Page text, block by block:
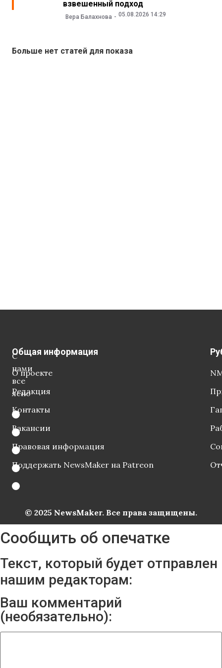
взвешенный подход
Вера Балахнова 05.08.2026 14:29
Больше нет статей для показа
С
нами
все
ясно
Общая информация
О проекте
Редакция
Контакты
Вакансии
Правовая информация
Поддержать NewsMaker на Patreon
© 2025 NewsMaker. Все права защищены.
Сообщить об опечатке
Текст, который будет отправлен
нашим редакторам:
Ваш комментарий
(необязательно):